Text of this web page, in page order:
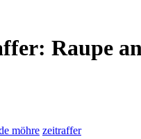
Raupe
möhre zeitraffer